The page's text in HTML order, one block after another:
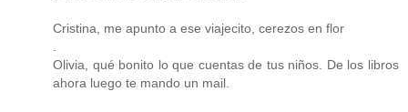
Cristina, me apunto a ese viajecito, cerezos en flor
Olivia, qué bonito lo que cuentas de tus niños. De los libros
ahora luego te mando un mail.